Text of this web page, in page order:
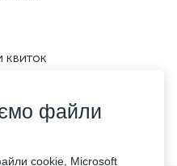
квиток
файли
cookie, Microsoft